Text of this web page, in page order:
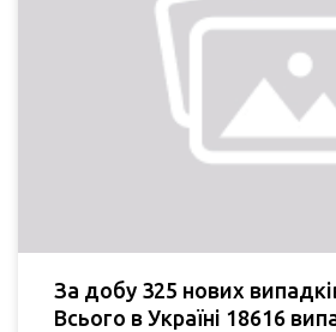
За добу 325 нових
Всього в Україні 18616